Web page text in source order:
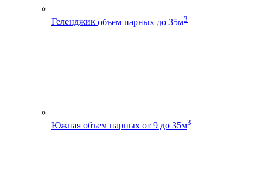
Геленджик объем парных до 35м3
Южная объем парных от 9 до 35м3